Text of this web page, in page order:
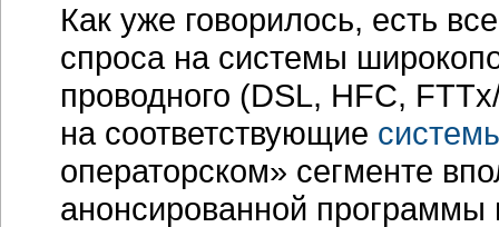
Как уже говорилось, есть
спроса на системы
проводного (DSL, HFC,
на соответствующие
операторском» сегменте
анонсированной программы